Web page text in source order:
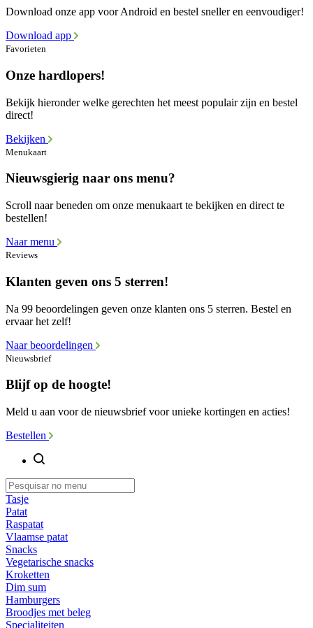
Download onze app voor Android en bestel sneller en eenvoudiger!
Download app
Favorieten
Onze hardlopers!
Bekijk hieronder welke gerechten het meest populair zijn en bestel
direct!
Bekijken
Menukaart
Nieuwsgierig naar ons menu?
Scroll naar beneden om onze menukaart te bekijken en direct te
bestellen!
Naar menu
Reviews
Klanten geven ons 5 sterren!
Na 99 beoordelingen geven onze klanten ons 5 sterren. Bestel en
ervaar het zelf!
Naar beoordelingen
Nieuwsbrief
Blijf op de hoogte!
Meld u aan voor de nieuwsbrief voor unieke kortingen en acties!
Bestellen
Tasje
Patat
Raspatat
Vlaamse patat
Snacks
Vegetarische snacks
Kroketten
Dim sum
Hamburgers
Broodjes met beleg
Specialiteiten